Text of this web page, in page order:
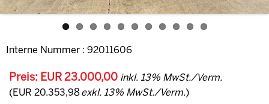
Interne Nummer : 92011606
Preis: EUR 23.000,00 inkl. 13% MwSt./Verm.
(EUR 20.353,98 exkl. 13% MwSt./Verm.)